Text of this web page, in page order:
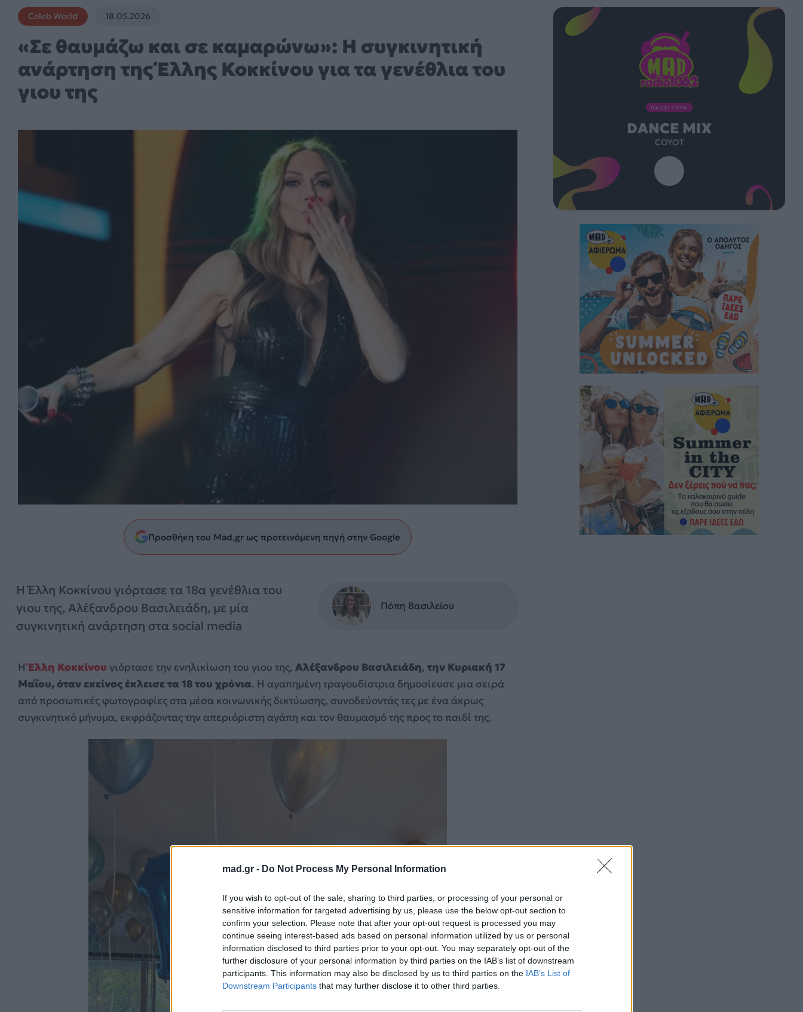
mad.gr - Do Not Process My Personal Information
If you wish to opt-out of the sale, sharing to third parties, or processing of your personal or
sensitive information for targeted advertising by us, please use the below opt-out section to
confirm your selection. Please note that after your opt-out request is processed you may
continue seeing interest-based ads based on personal information utilized by us or personal
information disclosed to third parties prior to your opt-out. You may separately opt-out of the
further disclosure of your personal information by third parties on the IAB’s list of downstream
participants. This information may also be disclosed by us to third parties on the IAB’s List of
Downstream Participants that may further disclose it to other third parties.
Celeb World 18.05.2026
«Σε θαυμάζω και σε καμαρώνω»: Η συγκινητική
ανάρτηση της Έλλης Κοκκίνου για τα γενέθλια του
γιου της
Προσθήκη του Mad.gr ως προτεινόμενη πηγή στην Google
Η Έλλη Κοκκίνου γιόρτασε τα 18α γενέθλια του
γιου της, Αλέξανδρου Βασιλειάδη, με μία
συγκινητική ανάρτηση στα social media
Πόπη Βασιλείου
ΗΈλλη Κοκκίνου γιόρτασε την ενηλικίωση του γιου της, Αλέξανδρου Βασιλειάδη, την Κυριακή 17
Μαΐου, όταν εκείνος έκλεισε τα 18 του χρόνια. Η αγαπημένη τραγουδίστρια δημοσίευσε μια σειρά
από προσωπικές φωτογραφίες στα μέσα κοινωνικής δικτύωσης, συνοδεύοντάς τες με ένα άκρως
συγκινητικό μήνυμα, εκφράζοντας την απεριόριστη αγάπη και τον θαυμασμό της προς το παιδί της.
ΠΑΙΖΕΙ ΤΩΡΑ
DANCE MIX
COYOT